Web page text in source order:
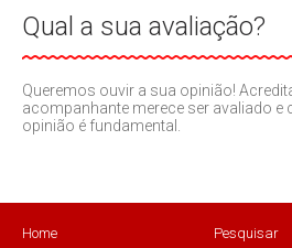
Qual a sua avaliação?
Queremos ouvir a sua opinião!
acompanhante merece ser avaliado e
opinião é fundamental.
Home Pesquisar